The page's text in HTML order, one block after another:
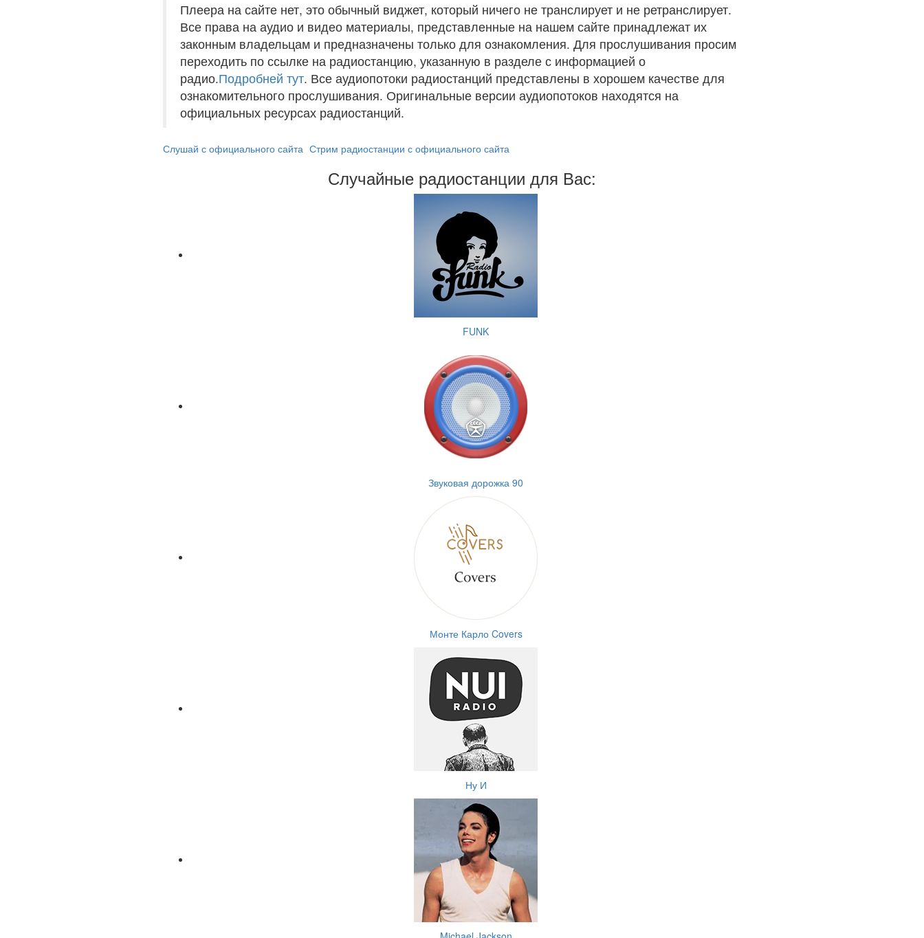
Плеера на сайте нет, это обычный виджет, который ничего не транслирует и не ретранслирует.
Все права на аудио и видео материалы, представленные на нашем сайте принадлежат их
законным владельцам и предназначены только для ознакомления. Для прослушивания просим
переходить по ссылке на радиостанцию, указанную в разделе с информацией о
радио.Подробней тут. Все аудиопотоки радиостанций представлены в хорошем качестве для
ознакомительного прослушивания. Оригинальные версии аудиопотоков находятся на
официальных ресурсах радиостанций.
Слушай с официального сайта Стрим радиостанции с официального сайта
Случайные радиостанции для Вас:
FUNK
Звуковая дорожка 90
Монте Карло Covers
Ну И